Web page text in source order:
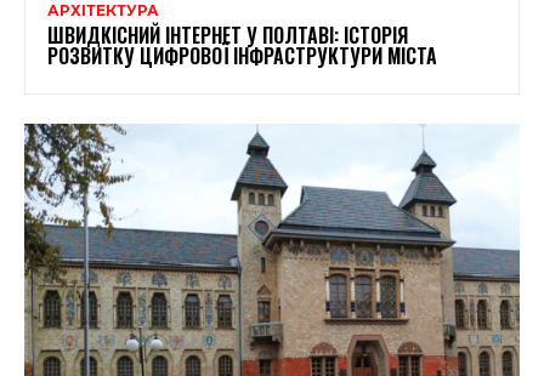
АРХІТЕКТУРА
ШВИДКІСНИЙ ІНТЕРНЕТ У ПОЛТАВІ: ІСТОРІЯ
РОЗВИТКУ ЦИФРОВОЇ ІНФРАСТРУКТУРИ МІСТА